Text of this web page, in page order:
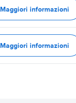
Maggiori informazioni
Maggiori informazioni